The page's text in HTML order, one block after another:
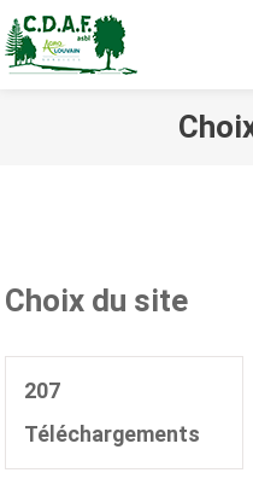
CENTRE
Choix du site
207
Téléchargements